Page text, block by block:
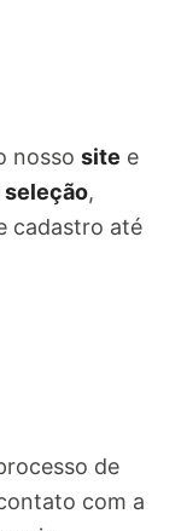
nossosite e
seleção,
cadastro até
de
com a